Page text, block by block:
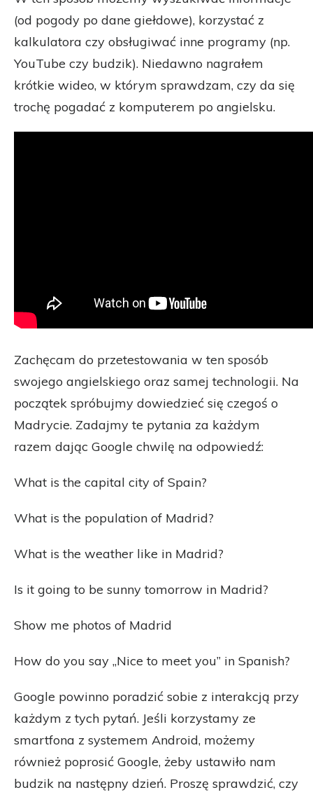
(od pogody po dane giełdowe), korzystać z
kalkulatora czy obsługiwać inne programy (np.
YouTube czy budzik). Niedawno nagrałem
krótkie wideo, w którym sprawdzam, czy da się
trochę pogadać z komputerem po angielsku.
Zachęcam do przetestowania w ten sposób
swojego angielskiego oraz samej technologii. Na
początek spróbujmy dowiedzieć się czegoś o
Madrycie. Zadajmy te pytania za każdym
razem dając Google chwilę na odpowiedź:
What is the capital city of Spain?
What is the population of Madrid?
What is the weather like in Madrid?
Is it going to be sunny tomorrow in Madrid?
Show me photos of Madrid
How do you say „Nice to meet you” in Spanish?
Google powinno poradzić sobie z interakcją przy
każdym z tych pytań. Jeśli korzystamy ze
smartfona z systemem Android, możemy
również poprosić Google, żeby ustawiło nam
budzik na następny dzień. Proszę sprawdzić, czy